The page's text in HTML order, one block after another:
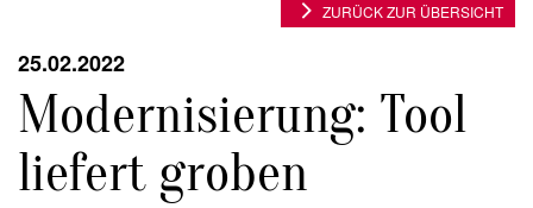
25.02.2022
Modernisierung: Tool
liefert groben
ZURÜCK ZUR ÜBERSICHT